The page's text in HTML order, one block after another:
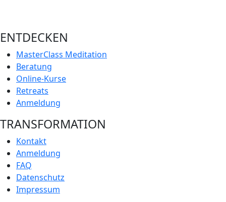
ENTDECKEN
MasterClass Meditation
Beratung
Online-Kurse
Retreats
Anmeldung
TRANSFORMATION
Kontakt
Anmeldung
FAQ
Datenschutz
Impressum